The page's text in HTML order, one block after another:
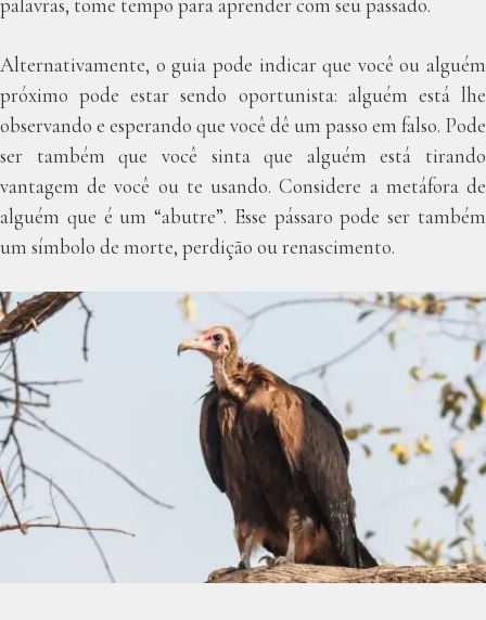
palavras, tome tempo para aprender com seu passado.
Alternativamente, o guia pode indicar que você ou alguém
próximo pode estar sendo oportunista: alguém está lhe
observando e esperando que você dê um passo em falso. Pode
ser também que você sinta que alguém está tirando
vantagem de você ou te usando. Considere a metáfora de
alguém que é um “abutre”. Esse pássaro pode ser também
um símbolo de morte, perdição ou renascimento.